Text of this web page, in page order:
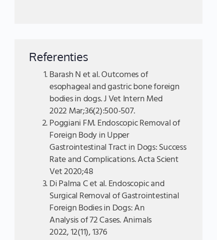
Referenties
Barash N et al. Outcomes of
esophageal and gastric bone foreign
bodies in dogs. J Vet Intern Med
2022 Mar;36(2):500-507.
Poggiani FM. Endoscopic Removal of
Foreign Body in Upper
Gastrointestinal Tract in Dogs: Success
Rate and Complications. Acta Scient
Vet 2020;48
Di Palma C et al. Endoscopic and
Surgical Removal of Gastrointestinal
Foreign Bodies in Dogs: An
Analysis of 72 Cases. Animals
2022, 12(11), 1376